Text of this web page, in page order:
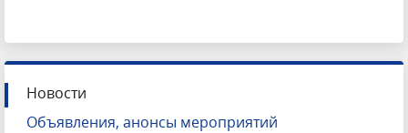
Новости
Объявления, анонсы мероприятий